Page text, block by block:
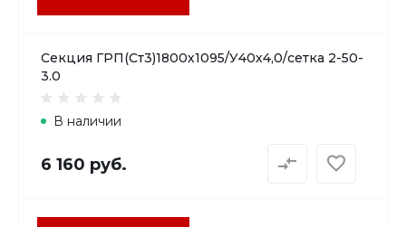
Секция ГРП(Ст3)1800х1095/У40х4,0/сетка 2-50-
3.0
В наличии
6 160 руб.